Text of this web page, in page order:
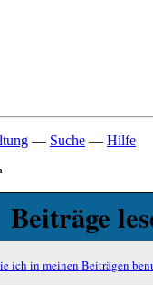
— Suche — Hilfe
Beiträge
ich in meinen Beiträgen